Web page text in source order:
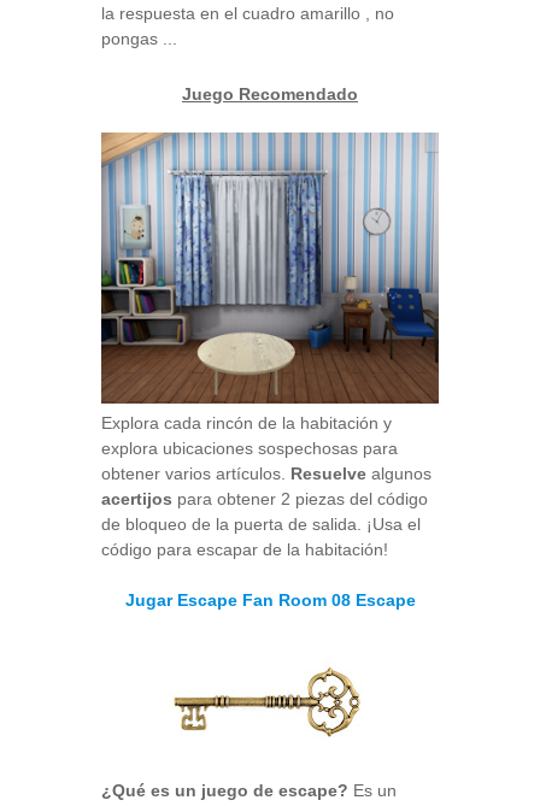
la respuesta en el cuadro amarillo , no
pongas ...
Juego Recomendado
Explora cada rincón de la habitación y
explora ubicaciones sospechosas para
obtener varios artículos. Resuelve algunos
acertijos para obtener 2 piezas del código
de bloqueo de la puerta de salida. ¡Usa el
código para escapar de la habitación!
Jugar Escape Fan Room 08 Escape
¿Qué es un juego de escape? Es un